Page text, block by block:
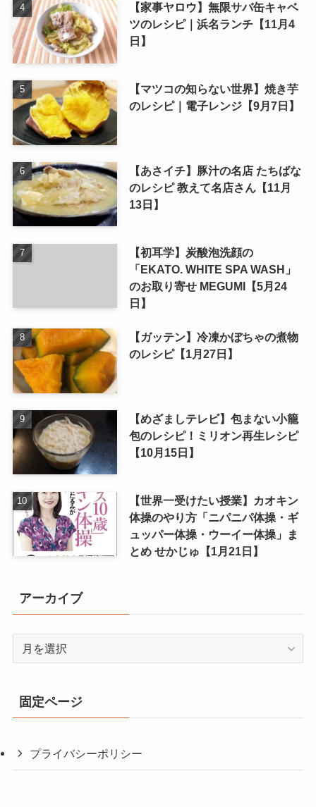
【家事ヤロウ】無限サバ缶キャベ
ツのレシピ｜浜名ランチ【11月4
日】
【マツコの知らない世界】焼き芋
のレシピ｜電子レンジ【9月7日】
【あさイチ】豚汁の名店 たちばな
のレシピ 教えて名店さん【11月
13日】
【初耳学】炭酸泡洗顔の
「EKATO. WHITE SPA WASH」
のお取り寄せ MEGUMI【5月24
日】
【ガッテン】冷凍かぼちゃの煮物
のレシピ【1月27日】
【めざましテレビ】包まない小籠
包のレシピ！ミリオン再生レシピ
【10月15日】
【世界一受けたい授業】カオキン
体操のやり方「ニパニパ体操・ギ
ュッパー体操・ウーイー体操」ま
とめ せかじゅ【1月21日】
アーカイブ
イ
ブ
固定ページ
プライバシーポリシー